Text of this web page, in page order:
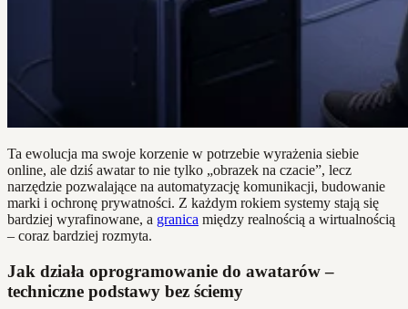
Ta ewolucja ma swoje korzenie w potrzebie wyrażenia siebie
online, ale dziś awatar to nie tylko „obrazek na czacie”, lecz
narzędzie pozwalające na automatyzację komunikacji, budowanie
marki i ochronę prywatności. Z każdym rokiem systemy stają się
bardziej wyrafinowane, a granica między realnością a wirtualnością
– coraz bardziej rozmyta.
Jak działa oprogramowanie do awatarów –
techniczne podstawy bez ściemy